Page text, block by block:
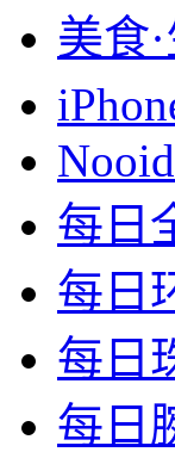
美食
每日
每日
每日
每日